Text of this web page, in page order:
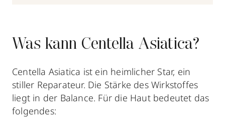
Was kann Centella Asiatica?
Centella Asiatica ist ein heimlicher Star, ein
stiller Reparateur. Die Stärke des Wirkstoffes
liegt in der Balance. Für die Haut bedeutet das
folgendes: